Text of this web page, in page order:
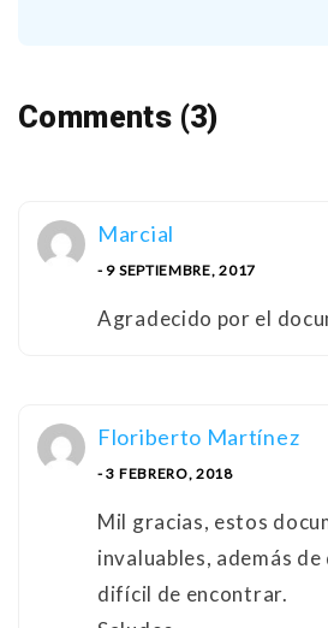
Comments (3)
Marcial
- 9 SEPTIEMBRE, 2017
Agradecido por el
Floriberto Martínez
- 3 FEBRERO, 2018
Mil gracias, estos
invaluables, además de
difícil de encontrar.